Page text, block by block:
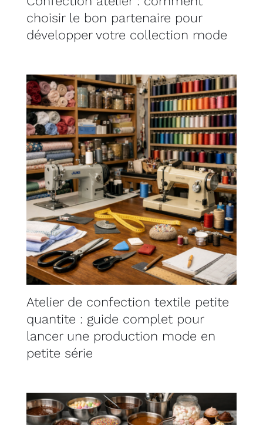
choisir le bon partenaire pour
développer votre collection mode
Atelier de confection textile petite
quantite : guide complet pour
lancer une production mode en
petite série